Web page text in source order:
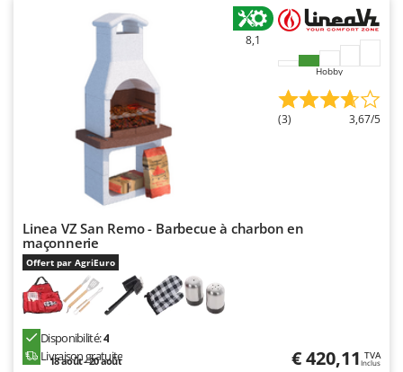
8,1
Hobby
(3) 3,67/5
Linea VZ San Remo - Barbecue à charbon en
maçonnerie
Offert par AgriEuro
Disponibilité:4
Livraison gratuite
18 août - 20 août € 420,11 TVA
Inclus